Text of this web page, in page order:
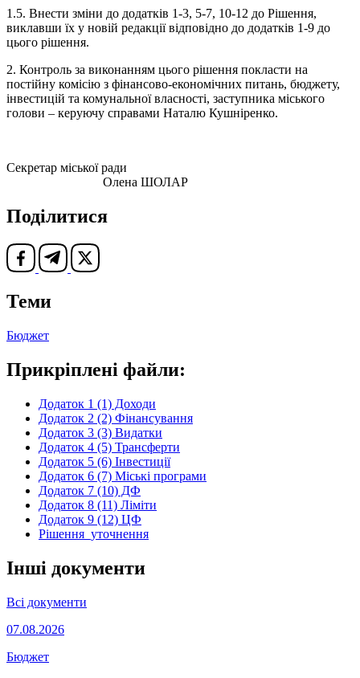
1.5. Внести зміни до додатків 1-3, 5-7, 10-12 до Рішення,
виклавши їх у новій редакції відповідно до додатків 1-9 до
цього рішення.
2. Контроль за виконанням цього рішення покласти на
постійну комісію з фінансово-економічних питань, бюджету,
інвестицій та комунальної власності, заступника міського
голови – керуючу справами Наталю Кушніренко.
Секретар міської ради
Олена ШОЛАР
Поділитися
Теми
Бюджет
Прикріплені файли:
Додаток 1 (1) Доходи
Додаток 2 (2) Фінансування
Додаток 3 (3) Видатки
Додаток 4 (5) Трансферти
Додаток 5 (6) Інвестиції
Додаток 6 (7) Міські програми
Додаток 7 (10) ДФ
Додаток 8 (11) Ліміти
Додаток 9 (12) ЦФ
Рiшення_уточнення
Інші документи
Всі документи
07.08.2026
Бюджет